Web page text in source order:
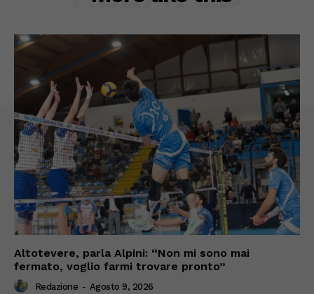
Altotevere, parla Alpini: “Non mi sono mai
fermato, voglio farmi trovare pronto”
Redazione - Agosto 9, 2026